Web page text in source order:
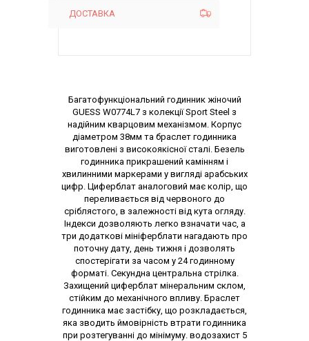
ДОСТАВКА
Опис товару
Багатофункціональний годинник жіночий
GUESS W0774L7 з колекції Sport Steel з
надійним кварцовим механізмом. Корпус
діаметром 38мм та браслет годинника
виготовлені з високоякісної сталі. Безель
годинника прикрашений камінням і
хвилинними маркерами у вигляді арабських
цифр. Циферблат аналоговий має колір, що
переливається від червоного до
сріблястого, в залежності від кута огляду.
Індекси дозволяють легко взначати час, а
три додаткові мініферблати нагадають про
поточну дату, день тижня і дозволять
спостерігати за часом у 24 годинному
форматі. Секундна центральна стрілка.
Захищений циферблат мінеральним склом,
стійким до механічного впливу. Браслет
годинника має застібку, що розкладається,
яка зводить ймовірність втрати годинника
при розтегуванні до мінімуму. водозахист 5